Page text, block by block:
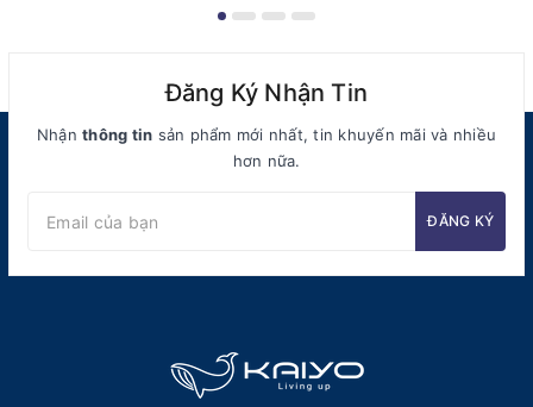
Đăng Ký Nhận Tin
Nhậnthông tin sản phẩm mới nhất, tin khuyến mãi và nhiều
hơn nữa.
ĐĂNG KÝ